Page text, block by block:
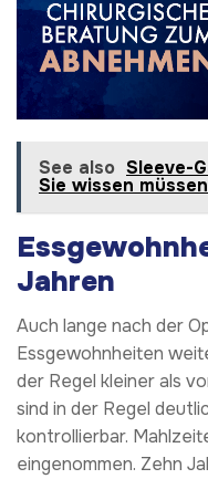
See also Sleeve-
Sie wissen müssen
Jahren
Auch lange nach der
Essgewohnheiten
der Regel kleiner als
sind in der Regel
kontrollierbar.
eingenommen. Zehn